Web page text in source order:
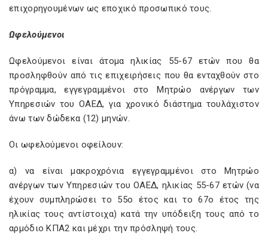
επιχορηγουμένων ως εποχικό προσωπικό τους.
Ωφελούμενοι
Ωφελούμενοι είναι άτομα ηλικίας 55-67 ετών που θα
προσληφθούν από τις επιχειρήσεις που θα ενταχθούν στο
πρόγραμμα, εγγεγραμμένοι στο Μητρώο ανέργων των
Υπηρεσιών του ΟΑΕΔ, για χρονικό διάστημα τουλάχιστον
άνω των δώδεκα (12) μηνών.
Οι ωφελούμενοι οφείλουν:
α) να είναι μακροχρόνια εγγεγραμμένοι στο Μητρώο
ανέργων των Υπηρεσιών του ΟΑΕΔ, ηλικίας 55-67 ετών (να
έχουν συμπληρώσει το 55ο έτος και το 67ο έτος της
ηλικίας τους αντίστοιχα) κατά την υπόδειξη τους από το
αρμόδιο ΚΠΑ2 και μέχρι την πρόσληψή τους.